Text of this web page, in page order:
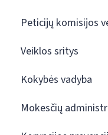
Peticijų komisijos
Veiklos sritys
Kokybės vadyba
Mokesčių